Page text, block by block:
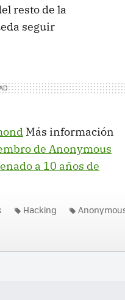
resto de la
seguir
Más información
de Anonymous
a 10 años de
Hacking